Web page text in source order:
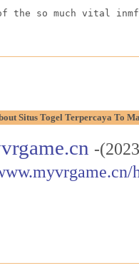
so much vital
Situs Togel Terpercaya To
-